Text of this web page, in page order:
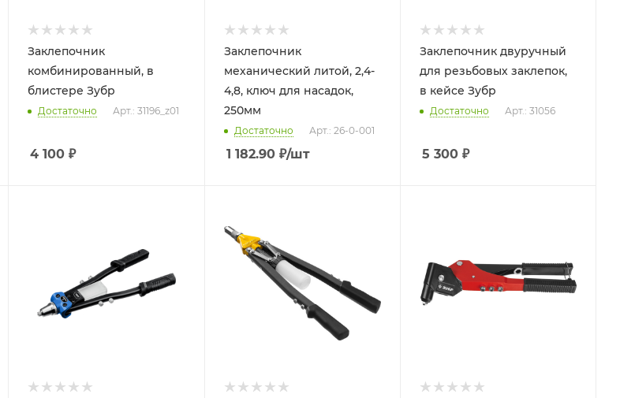
Заклепочник
комбинированный, в
блистере Зубр
Достаточно Арт.: 31196_z01
4 100 ₽
Заклепочник
механический литой, 2,4-
4,8, ключ для насадок,
250мм
Достаточно Арт.: 26-0-001
1 182.90₽/шт
Заклепочник двуручный
для резьбовых заклепок,
в кейсе Зубр
Достаточно Арт.: 31056
5 300₽